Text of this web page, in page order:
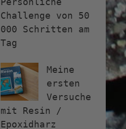
Challenge von 50
000 Schritten am
Tag
Meine
ersten
Versuche
mit Resin /
Epoxidharz